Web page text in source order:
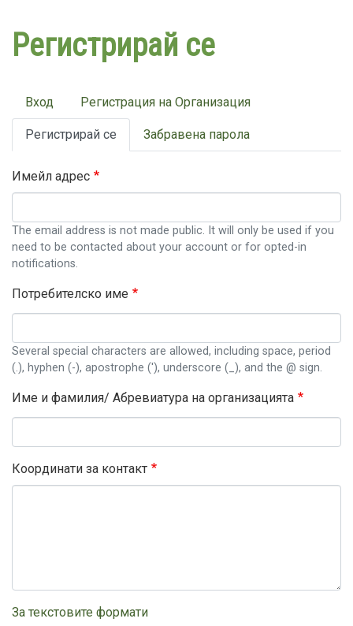
основното
Регистрирай се
Primary
tabs
Вход Регистрация на Организация
Регистрирай се Забравена парола
Имейл адрес
The email address is not made public. It will only be used if you
need to be contacted about your account or for opted-in
notifications.
Потребителско име
Several special characters are allowed, including space, period
(.), hyphen (-), apostrophe ('), underscore (_), and the @ sign.
Име и фамилия/ Абревиатура на организацията
Координати за контакт
За текстовите формати